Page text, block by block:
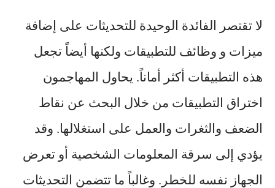
لا تقتصر الفائدة الوحيدة للتحديثات على إضافة
ميزات و وظائف للتطبيقات ولكنها أيضاً تجعل
هذه التطبيقات أكثر أماناً. يحاول المهاجمون
اختراق التطبيقات من خلال البحث عن نقاط
الضعف والثغرات والعمل على استغلالها. وقد
يؤدي إلى سرقة المعلومات الشخصية أو تعرض
الجهاز نفسه للخطر. وغالباً ما تتضمن التحديثات